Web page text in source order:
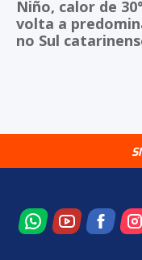
Niño, calor de
volta a
no Sul